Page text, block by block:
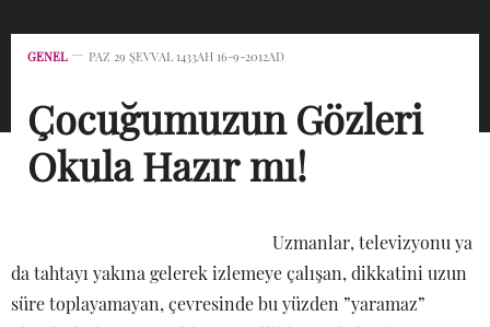
GENEL PAZ 29 ŞEVVAL 1433AH 16-9-2012AD
Çocuğumuzun Gözleri
Okula Hazır mı!
Uzmanlar, televizyonu ya
da tahtayı yakına gelerek izlemeye çalışan, dikkatini uzun
süre toplayamayan, çevresinde bu yüzden ”yaramaz”